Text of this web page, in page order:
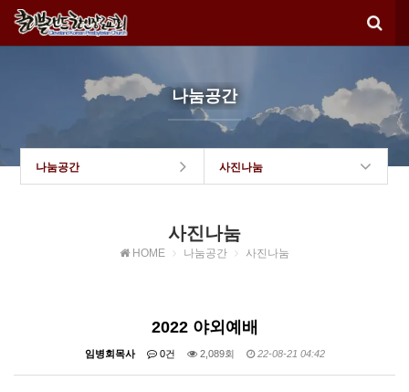
나눔공간
나눔공간 사진나눔
사진나눔
HOME 나눔공간 사진나눔
2022 야외예배
임병회목사 0건 2,089회 22-08-21 04:42